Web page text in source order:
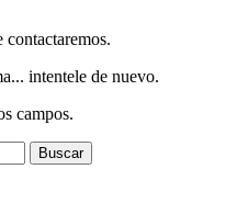
intentele de nuevo.
campos.